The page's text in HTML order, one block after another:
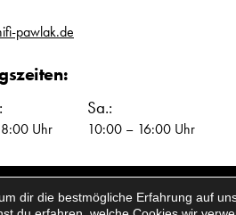
pawlak.de
Uhr
Sa.:
10:00 – 16:00 Uhr
Cookieeinstellungen
dir die bestmögliche Erfahrung auf